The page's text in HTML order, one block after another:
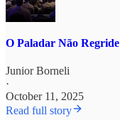
O Paladar Não Regride
Junior Borneli
·
October 11, 2025
Read full story